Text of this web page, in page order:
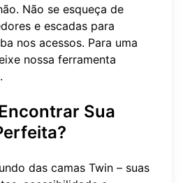
Não se esqueça de
e escadas para
nos acessos. Para uma
nossa ferramenta
Sua
das camas Twin – suas